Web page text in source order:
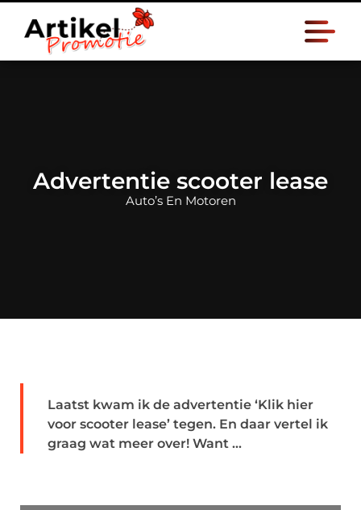
Advertentie scooter lease
Auto’s En Motoren
Laatst kwam ik de advertentie ‘Klik hier
voor scooter lease’ tegen. En daar vertel ik
graag wat meer over! Want ...